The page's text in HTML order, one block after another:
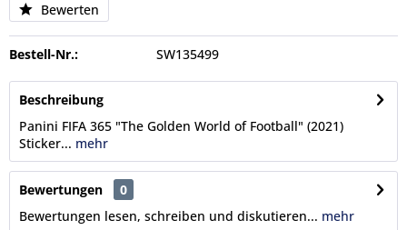
Bewerten
Bestell-Nr.: SW135499
Beschreibung
Panini FIFA 365 "The Golden World of Football" (2021)
Sticker... mehr
Bewertungen
0
Bewertungen lesen, schreiben und diskutieren... mehr